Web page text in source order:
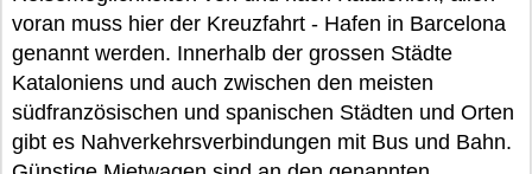
voran muss hier der Kreuzfahrt - Hafen in Barcelona
genannt werden. Innerhalb der grossen Städte
Kataloniens und auch zwischen den meisten
südfranzösischen und spanischen Städten und Orten
gibt es Nahverkehrsverbindungen mit Bus und Bahn.